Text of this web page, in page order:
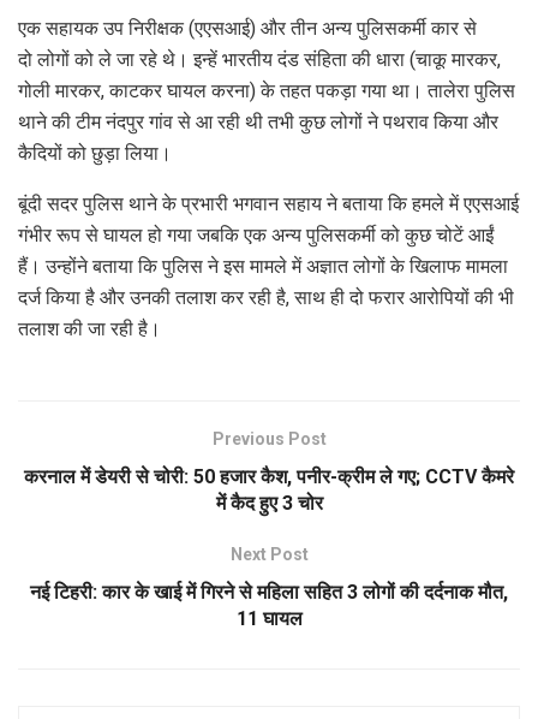
एक सहायक उप निरीक्षक (एएसआई) और तीन अन्य पुलिसकर्मी कार से
दो लोगों को ले जा रहे थे। इन्हें भारतीय दंड संहिता की धारा (चाकू मारकर,
गोली मारकर, काटकर घायल करना) के तहत पकड़ा गया था। तालेरा पुलिस
थाने की टीम नंदपुर गांव से आ रही थी तभी कुछ लोगों ने पथराव किया और
कैदियों को छुड़ा लिया।
बूंदी सदर पुलिस थाने के प्रभारी भगवान सहाय ने बताया कि हमले में एएसआई
गंभीर रूप से घायल हो गया जबकि एक अन्य पुलिसकर्मी को कुछ चोटें आईं
हैं। उन्होंने बताया कि पुलिस ने इस मामले में अज्ञात लोगों के खिलाफ मामला
दर्ज किया है और उनकी तलाश कर रही है, साथ ही दो फरार आरोपियों की भी
तलाश की जा रही है।
Previous Post
करनाल में डेयरी से चोरी: 50 हजार कैश, पनीर-क्रीम ले गए; CCTV कैमरे
में कैद हुए 3 चोर
Next Post
नई टिहरी: कार के खाई में गिरने से महिला सहित 3 लोगों की दर्दनाक मौत,
11 घायल